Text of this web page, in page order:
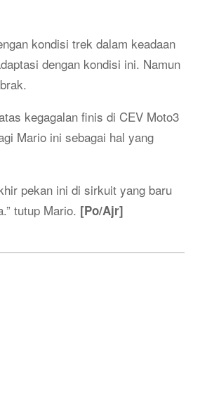
kondisi trek dalam keadaan
dengan kondisi ini. Namun
kegagalan finis di CEV Moto3
Mario ini sebagai hal yang
pekan ini di sirkuit yang baru
tutup Mario. [Po/Ajr]